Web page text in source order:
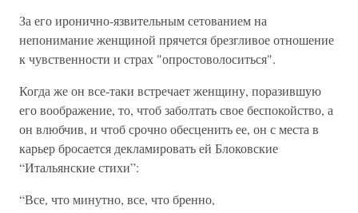
За его иронично-язвительным сетованием на
непонимание женщиной прячется брезгливое отношение
к чувственности и страх "опростоволоситься".
Когда же он все-таки встречает женщину, поразившую
его воображение, то, чтоб заболтать свое беспокойство, а
он влюбчив, и чтоб срочно обесценить ее, он с места в
карьер бросается декламировать ей Блоковские
“Итальянские стихи”:
“Все, что минутно, все, что бренно,